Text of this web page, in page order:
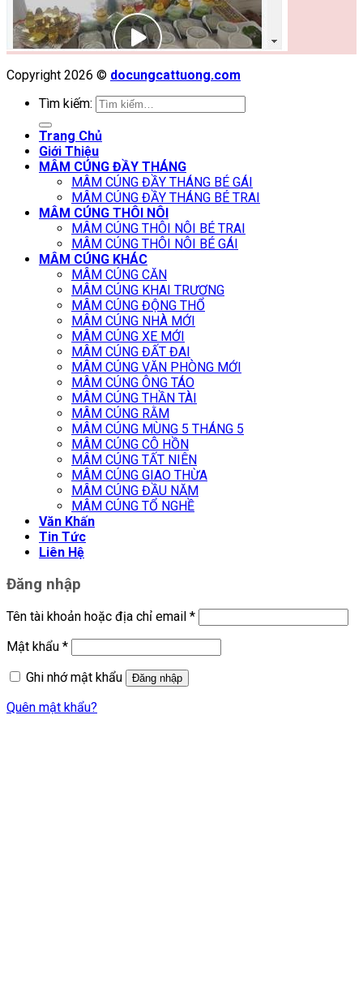
Copyright 2026 © docungcattuong.com
Tìm kiếm:
Trang Chủ
Giới Thiệu
MÂM CÚNG ĐẦY THÁNG
MÂM CÚNG ĐẦY THÁNG BÉ GÁI
MÂM CÚNG ĐẦY THÁNG BÉ TRAI
MÂM CÚNG THÔI NÔI
MÂM CÚNG THÔI NÔI BÉ TRAI
MÂM CÚNG THÔI NÔI BÉ GÁI
MÂM CÚNG KHÁC
MÂM CÚNG CĂN
MÂM CÚNG KHAI TRƯƠNG
MÂM CÚNG ĐỘNG THỔ
MÂM CÚNG NHÀ MỚI
MÂM CÚNG XE MỚI
MÂM CÚNG ĐẤT ĐAI
MÂM CÚNG VĂN PHÒNG MỚI
MÂM CÚNG ÔNG TÁO
MÂM CÚNG THẦN TÀI
MÂM CÚNG RẰM
MÂM CÚNG MÙNG 5 THÁNG 5
MÂM CÚNG CÔ HỒN
MÂM CÚNG TẤT NIÊN
MÂM CÚNG GIAO THỪA
MÂM CÚNG ĐẦU NĂM
MÂM CÚNG TỔ NGHỀ
Văn Khấn
Tin Tức
Liên Hệ
Đăng nhập
Tên tài khoản hoặc địa chỉ email *
Mật khẩu *
Ghi nhớ mật khẩu
Đăng nhập
Quên mật khẩu?